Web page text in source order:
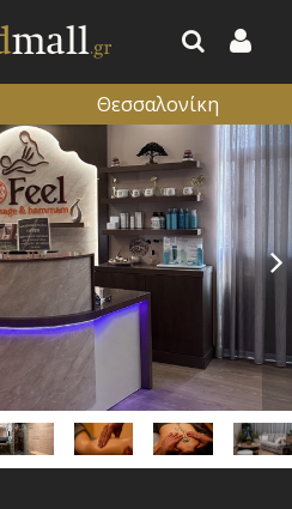
ΕΙΣΟΔΟΣ
Θεσσαλονίκη